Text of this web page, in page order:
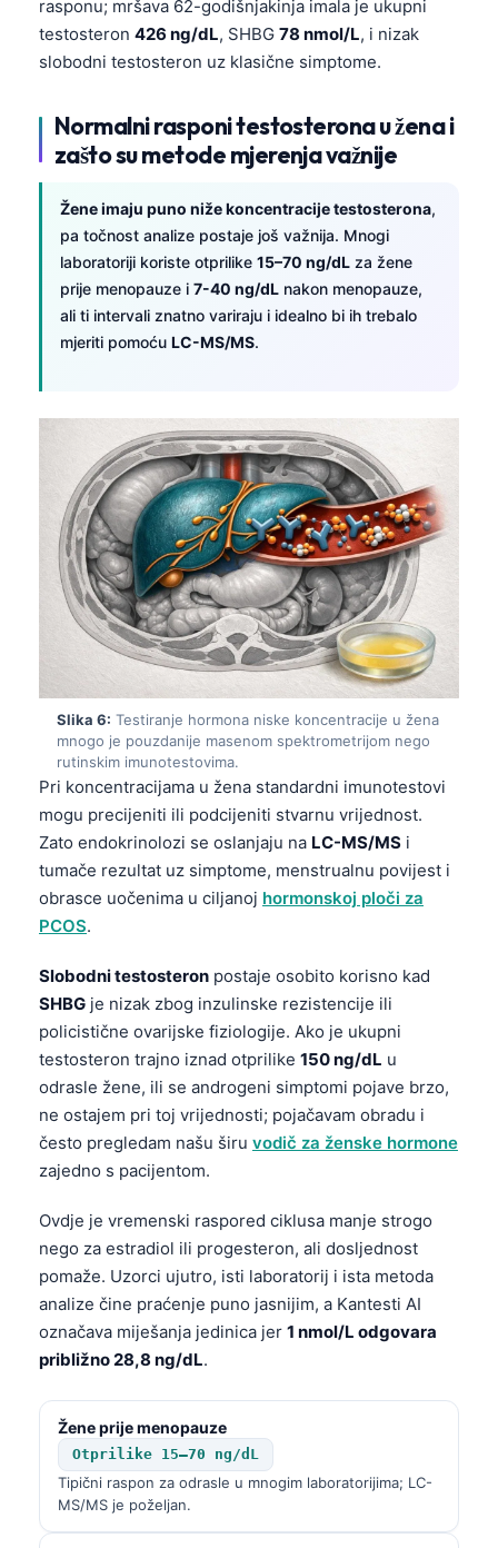
rasponu; mršava 62-godišnjakinja imala je ukupni
testosteron 426 ng/dL, SHBG 78 nmol/L, i nizak
slobodni testosteron uz klasične simptome.
Normalni rasponi testosterona u žena i
zašto su metode mjerenja važnije
Žene imaju puno niže koncentracije testosterona,
pa točnost analize postaje još važnija. Mnogi
laboratoriji koriste otprilike 15–70 ng/dL za žene
prije menopauze i 7-40 ng/dL nakon menopauze,
ali ti intervali znatno variraju i idealno bi ih trebalo
mjeriti pomoću LC-MS/MS.
Slika 6: Testiranje hormona niske koncentracije u žena
mnogo je pouzdanije masenom spektrometrijom nego
rutinskim imunotestovima.
Pri koncentracijama u žena standardni imunotestovi
mogu precijeniti ili podcijeniti stvarnu vrijednost.
Zato endokrinolozi se oslanjaju na LC-MS/MS i
tumače rezultat uz simptome, menstrualnu povijest i
obrasce uočenima u ciljanoj hormonskoj ploči za
PCOS.
Slobodni testosteron postaje osobito korisno kad
SHBG je nizak zbog inzulinske rezistencije ili
policistične ovarijske fiziologije. Ako je ukupni
testosteron trajno iznad otprilike 150 ng/dL u
odrasle žene, ili se androgeni simptomi pojave brzo,
ne ostajem pri toj vrijednosti; pojačavam obradu i
često pregledam našu širu vodič za ženske hormone
zajedno s pacijentom.
Ovdje je vremenski raspored ciklusa manje strogo
nego za estradiol ili progesteron, ali dosljednost
pomaže. Uzorci ujutro, isti laboratorij i ista metoda
analize čine praćenje puno jasnijim, a Kantesti AI
označava miješanja jedinica jer 1 nmol/L odgovara
približno 28,8 ng/dL.
Žene prije menopauze
Otprilike 15–70 ng/dL
Tipični raspon za odrasle u mnogim laboratorijima; LC-
MS/MS je poželjan.
Euskara
Gàidhlig
Occitan
العربية المغربية
Монгол
ພາສາລາວ
Basa Jawa
Cebuano
Кыргызча
Татар теле
Беларуская мова
Esperanto
Frysk
Ślōnskŏ gŏdka